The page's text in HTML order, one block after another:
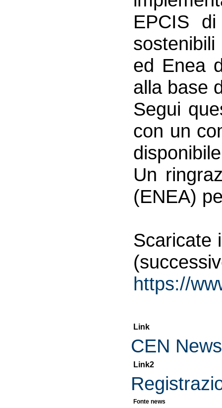
EPCIS
ed Enea
alla base
Segui
con un
Un
(ENEA)
Scaricate
https://
Link
CEN
Link2
Fonte news